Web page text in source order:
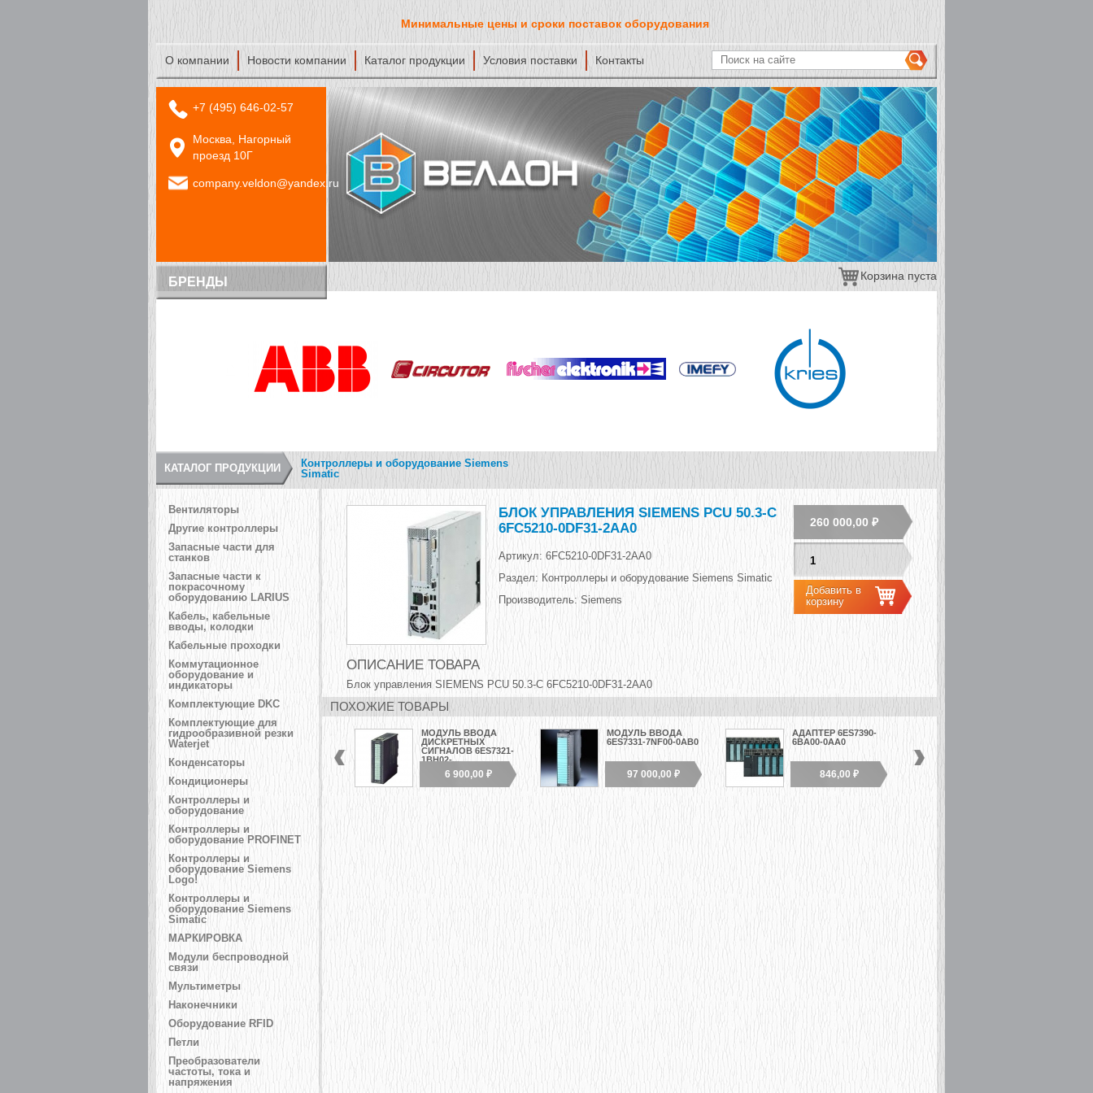
Минимальные цены и сроки поставок оборудования
ФОРМА ПОИСКА
Поиск на сайте
О компании Новости компании Каталог продукции Условия поставки Контакты
+7 (495) 646-02-57
Москва, Нагорный
проезд 10Г
company.veldon@yandex.ru
Корзина пуста
БРЕНДЫ
КАТАЛОГ ПРОДУКЦИИ
Контроллеры и оборудование Siemens
Simatic
Вентиляторы
Другие контроллеры
Запасные части для
станков
Запасные части к
покрасочному
оборудованию LARIUS
Кабель, кабельные
вводы, колодки
Кабельные проходки
Коммутационное
оборудование и
индикаторы
Комплектующие DKC
Комплектующие для
гидрообразивной резки
Waterjet
Конденсаторы
Кондиционеры
Контроллеры и
оборудование
Контроллеры и
оборудование PROFINET
Контроллеры и
оборудование Siemens
Logo!
Контроллеры и
оборудование Siemens
Simatic
МАРКИРОВКА
Модули беспроводной
связи
Мультиметры
Наконечники
Оборудование RFID
Петли
Преобразователи
частоты, тока и
напряжения
260 000,00 ₽
БЛОК УПРАВЛЕНИЯ SIEMENS PCU 50.3-C
6FC5210-0DF31-2AA0
Артикул: 6FC5210-0DF31-2AA0
Раздел: Контроллеры и оборудование Siemens Simatic
Производитель: Siemens
ОПИСАНИЕ ТОВАРА
Блок управления SIEMENS PCU 50.3-C 6FC5210-0DF31-2AA0
ПОХОЖИЕ ТОВАРЫ
МОДУЛЬ ВВОДА
ДИСКРЕТНЫХ
СИГНАЛОВ 6ES7321-
1BH02-...
6 900,00 ₽
МОДУЛЬ ВВОДА
6ES7331-7NF00-0AB0
97 000,00 ₽
АДАПТЕР 6ES7390-
6BA00-0AA0
846,00 ₽